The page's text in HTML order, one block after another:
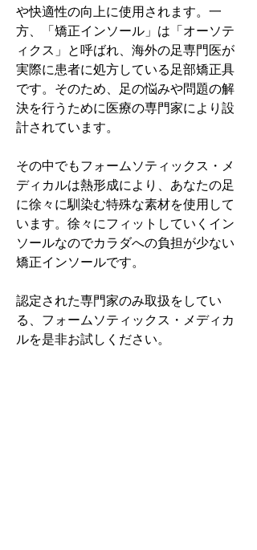
や快適性の向上に使用されます。一
方、「矯正インソール」は「オーソテ
ィクス」と呼ばれ、海外の足専門医が
実際に患者に処方している足部矯正具
です。そのため、足の悩みや問題の解
決を行うために医療の専門家により設
計されています。
その中でもフォームソティックス・メ
ディカルは熱形成により、あなたの足
に徐々に馴染む特殊な素材を使用して
います。徐々にフィットしていくイン
ソールなのでカラダへの負担が少ない
矯正インソールです。
認定された専門家のみ取扱をしてい
る、フォームソティックス・メディカ
ルを是非お試しください。